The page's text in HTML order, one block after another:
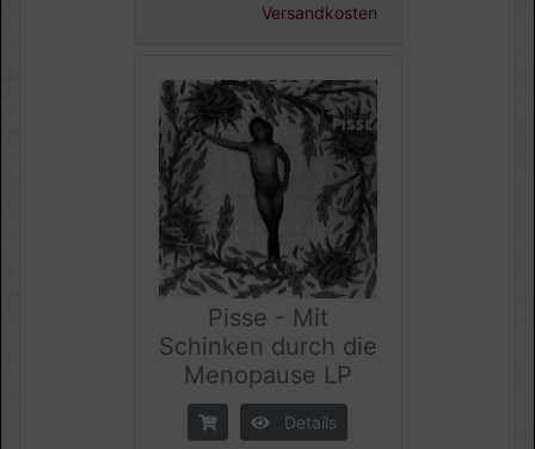
Versandkosten
Pisse - Mit
Schinken durch die
Menopause LP
Details